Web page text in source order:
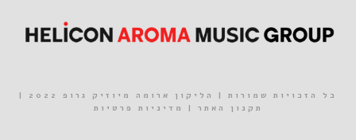
כל הזכויות שמורות | הליקון ארומה מיוזיק גרופ 2022 |
תקנון האתר | מדיניות פרטיות